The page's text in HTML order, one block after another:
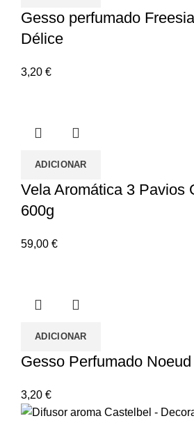
Gesso perfumado
Délice
3,20 €
ADICIONAR
Vela Aromática 3 Pavios
600g
59,00 €
ADICIONAR
Gesso Perfumado
3,20 €